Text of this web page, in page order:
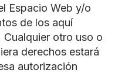
Espacio Web y/o
de los aquí
Cualquier otro uso o
derechos estará
autorización